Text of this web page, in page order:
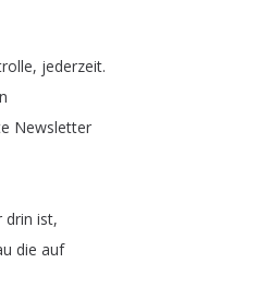
, jederzeit.
Newsletter
drin ist,
die auf